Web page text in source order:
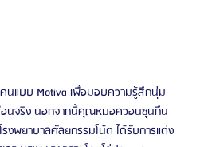
คนแบบ Motiva เพื่อมอบความรู้สึกนุ่ม
นจริง นอกจากนี้คุณหมอควอนซุนกึน
งพยาบาลศัลยกรรมโน้ต ได้รับการแต่ง